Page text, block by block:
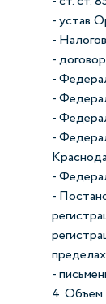
- устав
-
-
-
-
-
-
-
-
-
4. Объем